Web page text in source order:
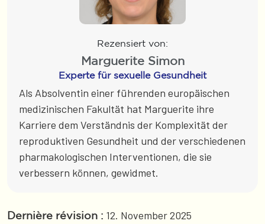
Rezensiert von:
Marguerite Simon
Experte für sexuelle Gesundheit
Als Absolventin einer führenden europäischen
medizinischen Fakultät hat Marguerite ihre
Karriere dem Verständnis der Komplexität der
reproduktiven Gesundheit und der verschiedenen
pharmakologischen Interventionen, die sie
verbessern können, gewidmet.
Dernière révision : 12. November 2025